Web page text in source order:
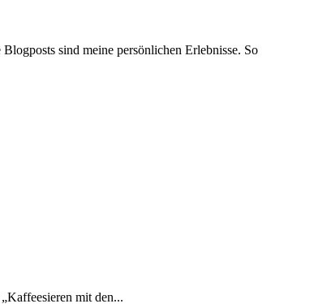
sind meine persönlichen Erlebnisse. So
mit den...